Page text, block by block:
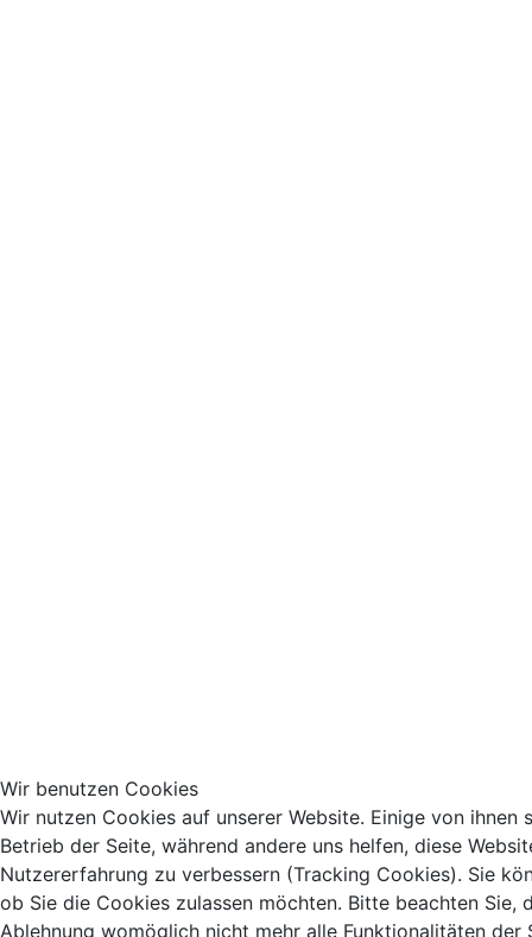
Wir benutzen Cookies
Wir nutzen Cookies auf unserer Website. Einige von ihnen
Betrieb der Seite, während andere uns helfen, diese
Nutzererfahrung zu verbessern (Tracking Cookies). Sie
ob Sie die Cookies zulassen möchten. Bitte beachten Sie,
Ablehnung womöglich nicht mehr alle Funktionalitäten der